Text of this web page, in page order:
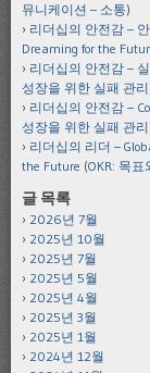
뮤니케이션 – 소통)
리더십의 안전감 –
Dreaming for the
리더십의 안전감 –
성장을 위한 실패 관리
리더십의 안전감 –
성장을 위한 실패 관리
리더십의 리더 –
the Future (OKR: 목
글 목록
2026년 7월
2025년 10월
2025년 7월
2025년 5월
2025년 4월
2025년 3월
2025년 1월
2024년 12월